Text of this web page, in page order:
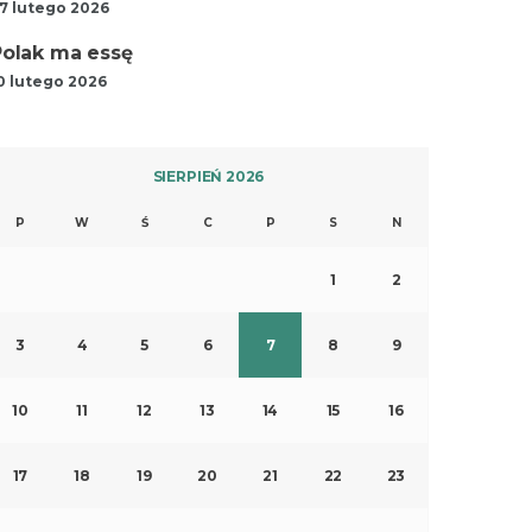
lutego 2026
ma essę
lutego 2026
SIERPIEŃ 2026
P W Ś C P S N
1 2
3 4 5 6 7 8 9
10 11 12 13 14 15 16
17 18 19 20 21 22 23